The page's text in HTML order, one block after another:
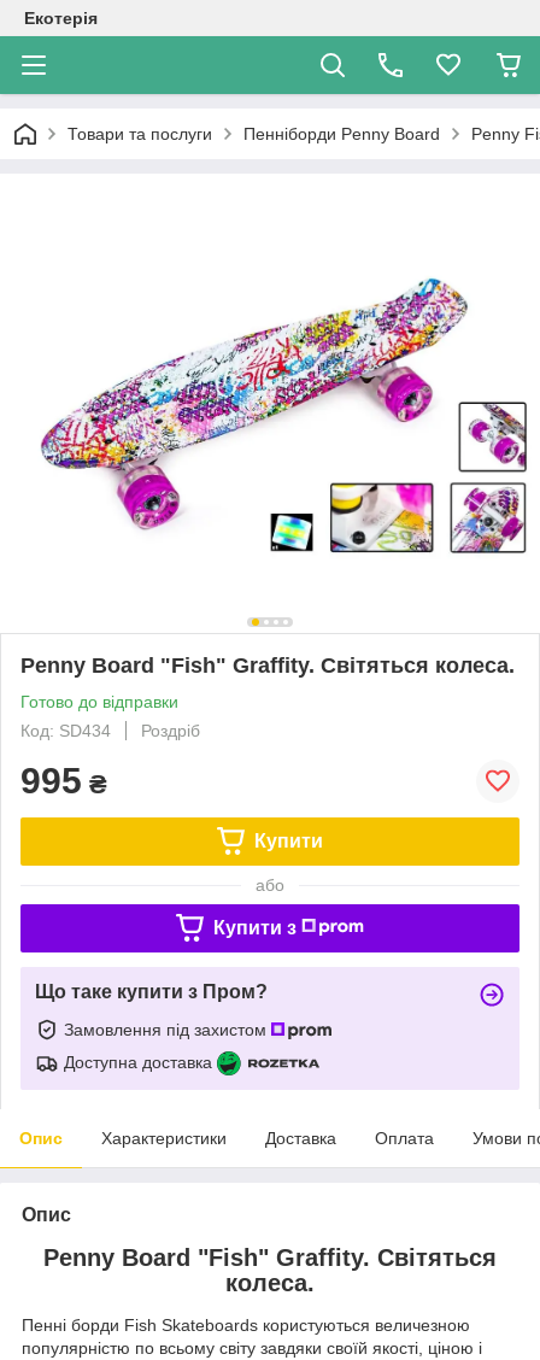
Екотерія
Товари та послуги Пенніборди Penny Board Penny
Penny Board "Fish" Graffity. Світяться колеса.
Готово до відправки
Код: SD434
Роздріб
995 ₴
Купити
або
Купити з
Що таке купити з Пром?
Замовлення під захистом
Доступна доставка
Опис Характеристики Доставка Оплата Умови
Опис
Penny Board "Fish" Graffity. Світяться
колеса.
Пенні борди Fish Skateboards користуються величезною
популярністю по всьому світу завдяки своїй якості, ціною і